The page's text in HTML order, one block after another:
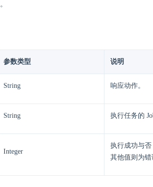
。
参数类型 说明
String 响应动作。
String 执行任务的
Integer
执行成功与否
其他值则为错